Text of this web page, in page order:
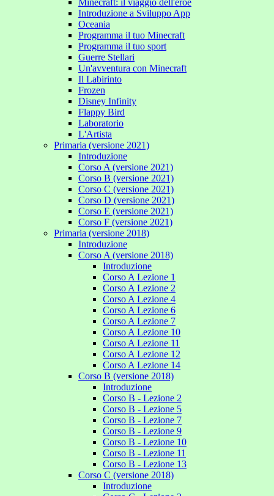
Minecraft: il viaggio dell'eroe
Introduzione a Sviluppo App
Oceania
Programma il tuo Minecraft
Programma il tuo sport
Guerre Stellari
Un'avventura con Minecraft
Il Labirinto
Frozen
Disney Infinity
Flappy Bird
Laboratorio
L'Artista
Primaria (versione 2021)
Introduzione
Corso A (versione 2021)
Corso B (versione 2021)
Corso C (versione 2021)
Corso D (versione 2021)
Corso E (versione 2021)
Corso F (versione 2021)
Primaria (versione 2018)
Introduzione
Corso A (versione 2018)
Introduzione
Corso A Lezione 1
Corso A Lezione 2
Corso A Lezione 4
Corso A Lezione 6
Corso A Lezione 7
Corso A Lezione 10
Corso A Lezione 11
Corso A Lezione 12
Corso A Lezione 14
Corso B (versione 2018)
Introduzione
Corso B - Lezione 2
Corso B - Lezione 5
Corso B - Lezione 7
Corso B - Lezione 9
Corso B - Lezione 10
Corso B - Lezione 11
Corso B - Lezione 13
Corso C (versione 2018)
Introduzione